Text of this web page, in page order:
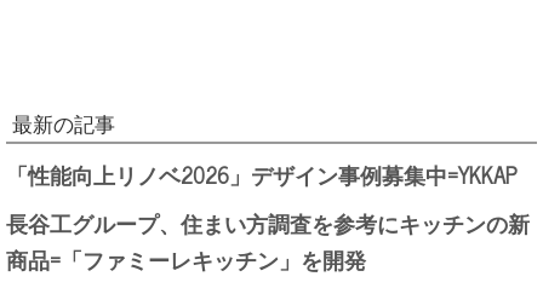
最新の記事
「性能向上リノベ2026」デザイン事例募集中=YKKAP
長谷工グループ、住まい方調査を参考にキッチンの新
商品=「ファミーレキッチン」を開発